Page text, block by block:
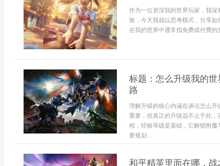
作为一位资深我的世界玩家，我
验，今天我就以思考模式，分享
在我的世界中通常指免费或付费
标题：怎么升级我的
路
理解升级的核心内涵在谈论怎么
重要，但真正的升级远不止于此
程，经验等级是基础，它解锁附
要规划...
和平精英里面在哪，